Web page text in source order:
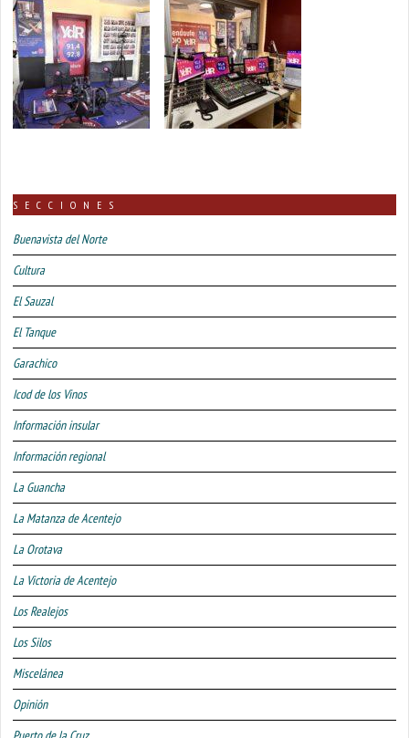
SECCIONES
Buenavista del Norte
Cultura
El Sauzal
El Tanque
Garachico
Icod de los Vinos
Información insular
Información regional
La Guancha
La Matanza de Acentejo
La Orotava
La Victoria de Acentejo
Los Realejos
Los Silos
Miscelánea
Opinión